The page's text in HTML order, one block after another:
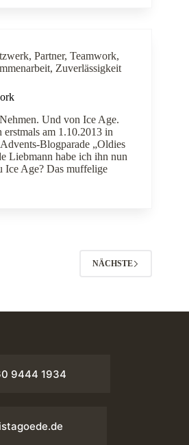
, Partner, Teamwork,
, Zuverlässigkeit
Und von Ice Age.
am 1.10.2013 in
Blogparade „Oldies
Liebmann habe ich ihn nun
Ice Age? Das muffelige
NÄCHSTE
9444 1934